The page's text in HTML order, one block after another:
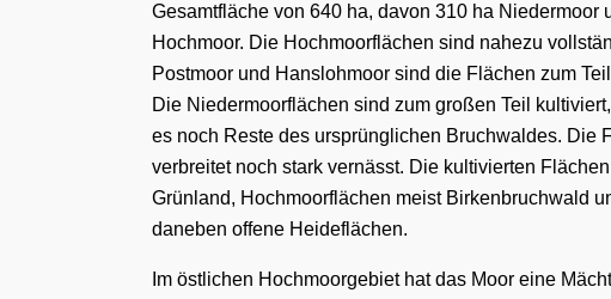
Gesamtfläche von 640 ha, davon 310 ha Niedermoor
Hochmoor. Die Hochmoorflächen sind nahezu
Postmoor und Hanslohmoor sind die Flächen zum Teil
Die Niedermoorflächen sind zum großen Teil
es noch Reste des ursprünglichen Bruchwaldes. Die
verbreitet noch stark vernässt. Die kultivierten Flächen
Grünland, Hochmoorflächen meist Birkenbruchwald
daneben offene Heideflächen.
Im östlichen Hochmoorgebiet hat das Moor eine